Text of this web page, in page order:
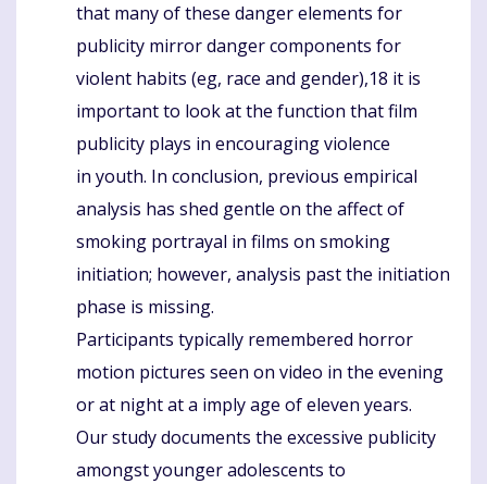
that many of these danger elements for
publicity mirror danger components for
violent habits (eg, race and gender),18 it is
important to look at the function that film
publicity plays in encouraging violence
in youth. In conclusion, previous empirical
analysis has shed gentle on the affect of
smoking portrayal in films on smoking
initiation; however, analysis past the initiation
phase is missing.
Participants typically remembered horror
motion pictures seen on video in the evening
or at night at a imply age of eleven years.
Our study documents the excessive publicity
amongst younger adolescents to